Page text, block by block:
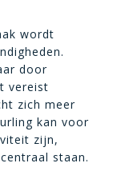
wordt
door
vereist
zich meer
kan voor
zijn,
staan.